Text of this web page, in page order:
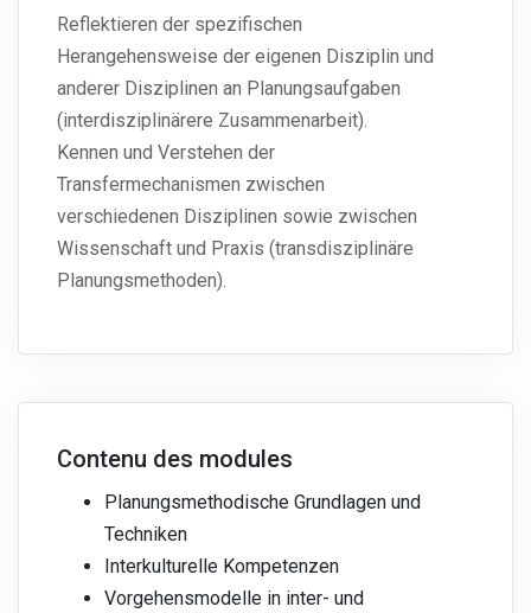
Reflektieren der spezifischen
Herangehensweise der eigenen Disziplin und
anderer Disziplinen an Planungsaufgaben
(interdisziplinärere Zusammenarbeit).
Kennen und Verstehen der
Transfermechanismen zwischen
verschiedenen Disziplinen sowie zwischen
Wissenschaft und Praxis (transdisziplinäre
Planungsmethoden).
Contenu des modules
Planungsmethodische Grundlagen und
Techniken
Interkulturelle Kompetenzen
Vorgehensmodelle in inter- und